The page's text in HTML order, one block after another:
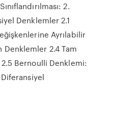
2.
Denklemler 2.1
Ayrılabilir
2.4 Tam
Bernoulli Denklemi: